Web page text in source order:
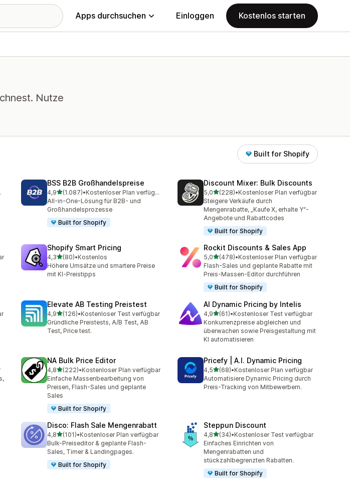
Apps durchsuchen Einloggen Kostenlos starten
Nutze
Built for Shopify
BSS B2B Großhandelspreise
4,9von 5 Sternen
(1.087)
1087 Rezensionen insgesamt
•
Kostenloser Plan verfügbar
All-in-One-Lösung für B2B- und
Großhandelsprozesse
Built for Shopify
Discount Mixer: Bulk Discounts
5,0von 5 Sternen
(228)
228 Rezensionen insgesamt
•Kostenloser Plan verfügbar
Steigere Verkäufe durch
Mengenrabatte, „Kaufe X, erhalte Y“-
Angebote und Rabattcodes
Built for Shopify
Shopify Smart Pricing
4,3von 5 Sternen
(80)
80 Rezensionen insgesamt
•Kostenlos
Höhere Umsätze und smartere Preise
mit KI-Preistipps
Rockit Discounts & Sales App
5,0von 5 Sternen
(478)
478 Rezensionen insgesamt
•Kostenloser Plan verfügbar
Flash-Sales und geplante Rabatte mit
Preis-Massen-Editor durchführen
Built for Shopify
Elevate AB Testing Preistest
4,9von 5 Sternen
(126)
126 Rezensionen insgesamt
•Kostenloser Test verfügbar
Gründliche Preistests, A/B Test, AB
Test, Price test.
AI Dynamic Pricing by Intelis
4,9von 5 Sternen
(61)
61 Rezensionen insgesamt
•Kostenloser Test verfügbar
Konkurrenzpreise abgleichen und
überwachen sowie Preisgestaltung mit
KI automatisieren
NA Bulk Price Editor
4,8von 5 Sternen
(222)
222 Rezensionen insgesamt
•Kostenloser Plan verfügbar
Einfache Massenbearbeitung von
Preisen, Flash-Sales und geplante
Sales
Built for Shopify
Pricefy | A.I. Dynamic Pricing
4,5von 5 Sternen
(68)
68 Rezensionen insgesamt
•Kostenloser Plan verfügbar
Automatisiere Dynamic Pricing durch
Preis-Tracking von Mitbewerbern.
Disco: Flash Sale Mengenrabatt
4,8von 5 Sternen
(101)
101 Rezensionen insgesamt
•Kostenloser Plan verfügbar
Bulk-Preiseditor & geplante Flash-
Sales, Timer & Landingpages.
Built for Shopify
Steppun Discount
4,8von 5 Sternen
(34)
34 Rezensionen insgesamt
•Kostenloser Test verfügbar
Einfaches Einrichten von
Mengenrabatten und
stückzahlbegrenzten Rabatten.
Built for Shopify